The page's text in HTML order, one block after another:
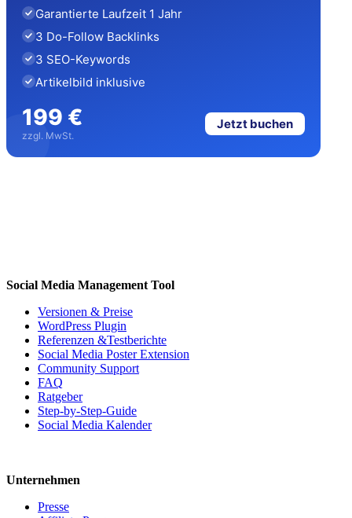
Garantierte Laufzeit 1 Jahr
3 Do-Follow Backlinks
3 SEO-Keywords
Artikelbild inklusive
199 €
zzgl. MwSt.
Jetzt buchen
Social Media Management Tool
Versionen & Preise
WordPress Plugin
Referenzen &Testberichte
Social Media Poster Extension
Community Support
FAQ
Ratgeber
Step-by-Step-Guide
Social Media Kalender
Unternehmen
Presse